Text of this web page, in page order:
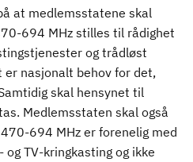
at medlemsstatene skal
694 MHz stilles til rådighet
og trådløst
er nasjonalt behov for det,
skal hensynet til
Medlemsstaten skal også
694 MHz er forenelig med
TV-kringkasting og ikke